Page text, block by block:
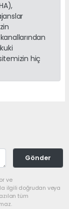
hiç
Gönder
ve
ilgili doğrudan veya
tüm